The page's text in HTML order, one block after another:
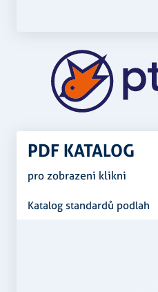
PDF KATALOG
pro zobrazeni klikni
Katalog standardů podlah